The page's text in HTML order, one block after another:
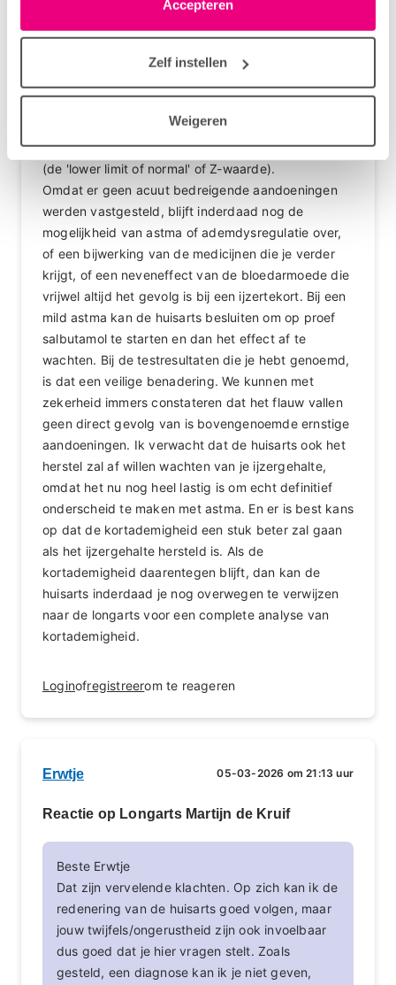
linksonder elke pagina. De lijst met partners is te vinden
in het tabblad “details”.
Accepteren
Zelf instellen
Weigeren
overigens, in tegenstelling tot FEV1 of FVC, dat het
gaat om de verhouding en niet om het percentage.
Internationaal wordt daarbij vaak een arbitraire
Nederland gebruiken bij voorkeur een specifieke
waarde die afhankelijk is van onder meer de leeftijd
(de 'lower limit of normal' of Z-waarde).
Omdat er geen acuut bedreigende aandoeningen
werden vastgesteld, blijft inderdaad nog de
mogelijkheid van astma of ademdysregulatie over,
of een bijwerking van de medicijnen die je verder
krijgt, of een neveneffect van de bloedarmoede die
vrijwel altijd het gevolg is bij een ijzertekort. Bij een
mild astma kan de huisarts besluiten om op proef
salbutamol te starten en dan het effect af te
wachten. Bij de testresultaten die je hebt genoemd,
is dat een veilige benadering. We kunnen met
zekerheid immers constateren dat het flauw vallen
geen direct gevolg van is bovengenoemde ernstige
aandoeningen. Ik verwacht dat de huisarts ook het
herstel zal af willen wachten van je ijzergehalte,
omdat het nu nog heel lastig is om echt definitief
onderscheid te maken met astma. En er is best kans
op dat de kortademigheid een stuk beter zal gaan
als het ijzergehalte hersteld is. Als de
kortademigheid daarentegen blijft, dan kan de
huisarts inderdaad je nog overwegen te verwijzen
naar de longarts voor een complete analyse van
kortademigheid.
Loginofregistreerom te reageren
Erwtje 05-03-2026 om 21:13 uur
Reactie op Longarts Martijn de Kruif
Beste Erwtje
Dat zijn vervelende klachten. Op zich kan ik de
redenering van de huisarts goed volgen, maar
jouw twijfels/ongerustheid zijn ook invoelbaar
dus goed dat je hier vragen stelt. Zoals
gesteld, een diagnose kan ik je niet geven,